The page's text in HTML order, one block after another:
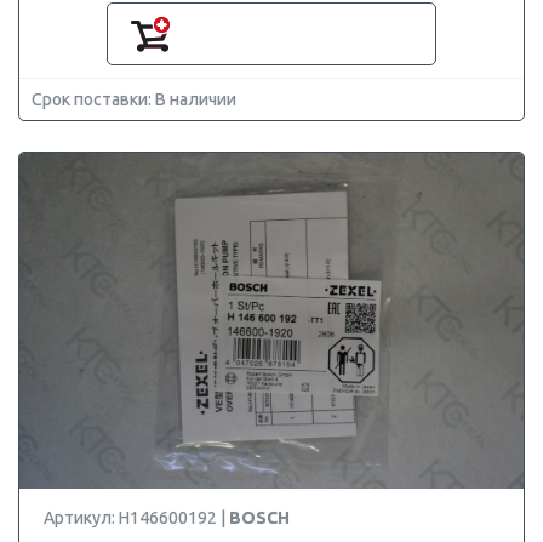
Срок поставки: В наличии
Артикул: H146600192 | BOSCH